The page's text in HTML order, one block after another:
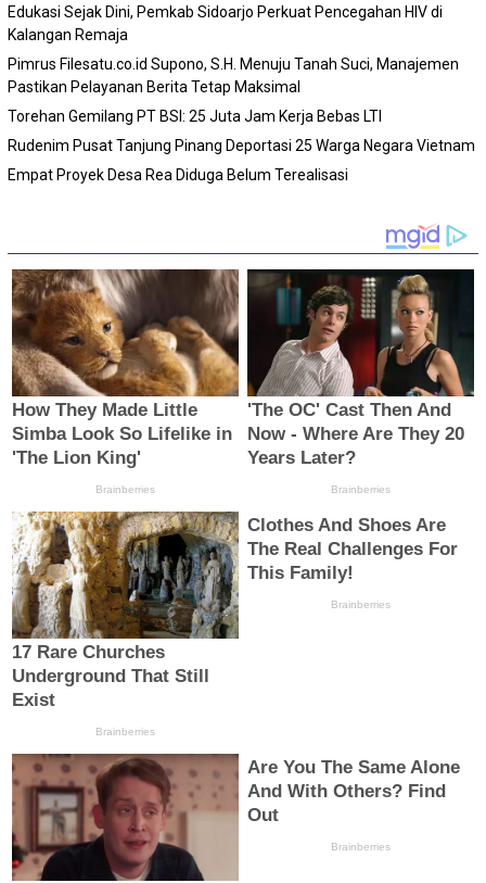
Edukasi Sejak Dini, Pemkab Sidoarjo Perkuat Pencegahan HIV di
Kalangan Remaja
Pimrus Filesatu.co.id Supono, S.H. Menuju Tanah Suci, Manajemen
Pastikan Pelayanan Berita Tetap Maksimal
Torehan Gemilang PT BSI: 25 Juta Jam Kerja Bebas LTI
Rudenim Pusat Tanjung Pinang Deportasi 25 Warga Negara Vietnam
Empat Proyek Desa Rea Diduga Belum Terealisasi